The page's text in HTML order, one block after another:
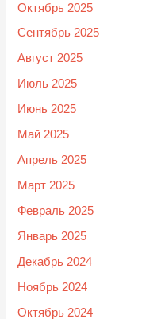
Октябрь 2025
Сентябрь 2025
Август 2025
Июль 2025
Июнь 2025
Май 2025
Апрель 2025
Март 2025
Февраль 2025
Январь 2025
Декабрь 2024
Ноябрь 2024
Октябрь 2024